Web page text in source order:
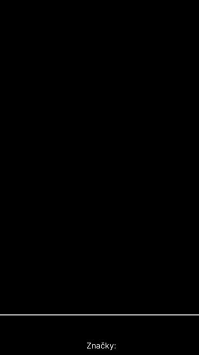
Značky: